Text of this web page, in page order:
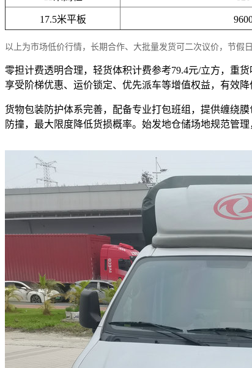
17.5米平板
以上为市场低价行情，长期合作、大批量发货可二次议价，节假
零担计费透明合理，轻货体积计费参考79.4元/立方，重
享受阶梯优惠、运价锁定、优先派车等增值权益，有效降
货物包装防护体系完善，配备专业打包班组，提供缠绕
防撞，最大限度降低货损概率。始发地仓储场地规范管